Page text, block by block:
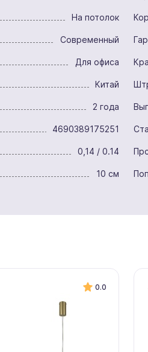
На потолок
Современный
Для офиса
Китай
2 года
4690389175251
0,14 / 0.14
10 см
0.0